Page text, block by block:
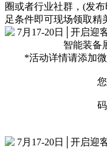
圈或者行业社群，(发
足条件即可现场领取精
*活动详情请添加微
您需
码上
别